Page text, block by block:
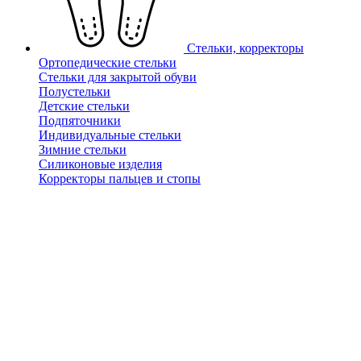
Стельки, корректоры
Ортопедические стельки
Стельки для закрытой обуви
Полустельки
Детские стельки
Подпяточники
Индивидуальные стельки
Зимние стельки
Силиконовые изделия
Корректоры пальцев и стопы